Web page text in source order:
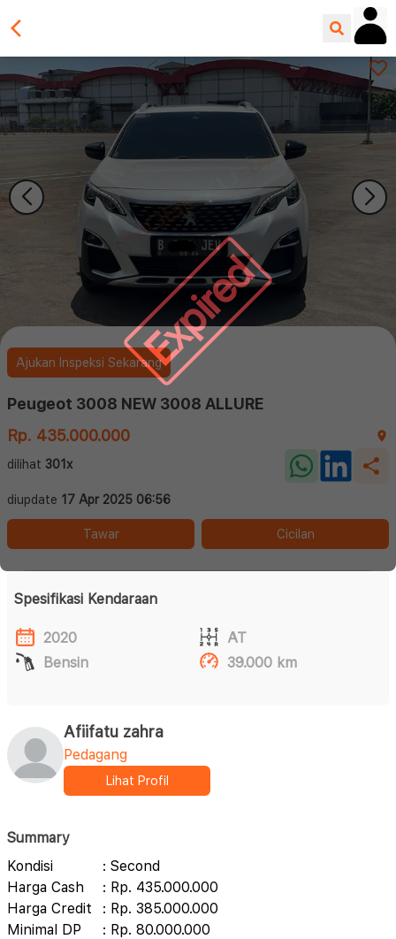
Expired
Ajukan Inspeksi Sekarang
Peugeot 3008 NEW 3008 ALLURE
Rp. 435.000.000
dilihat 301x
diupdate 17 Apr 2025 06:56
Tawar Cicilan
Spesifikasi Kendaraan
2020
AT
Bensin
39.000 km
Afiifatu zahra
Pedagang
Lihat Profil
Summary
Kondisi
: Second
Harga Cash
: Rp. 435.000.000
Harga Credit
: Rp. 385.000.000
Minimal DP
: Rp. 80.000.000